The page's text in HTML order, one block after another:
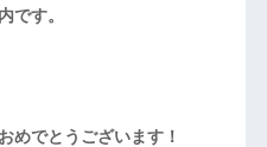
です。
めでとうございます！